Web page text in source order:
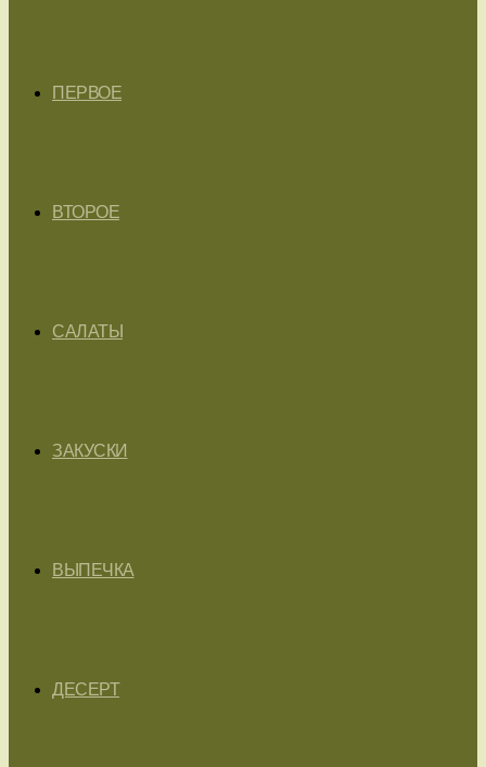
ПЕРВОЕ
ВТОРОЕ
САЛАТЫ
ЗАКУСКИ
ВЫПЕЧКА
ДЕСЕРТ